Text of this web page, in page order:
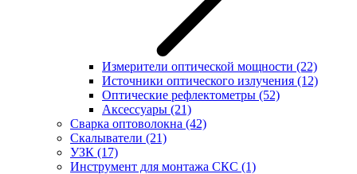
Измерители оптической мощности (22)
Источники оптического излучения (12)
Оптические рефлектометры (52)
Аксессуары (21)
Сварка оптоволокна (42)
Скалыватели (21)
УЗК (17)
Инструмент для монтажа СКС (1)